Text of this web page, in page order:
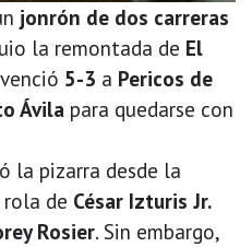
jonrón de dos carreras
la remontada de El
5-3 a Pericos de
Ávila para quedarse con
la pizarra desde la
de César Izturis Jr.
Rosier. Sin embargo,